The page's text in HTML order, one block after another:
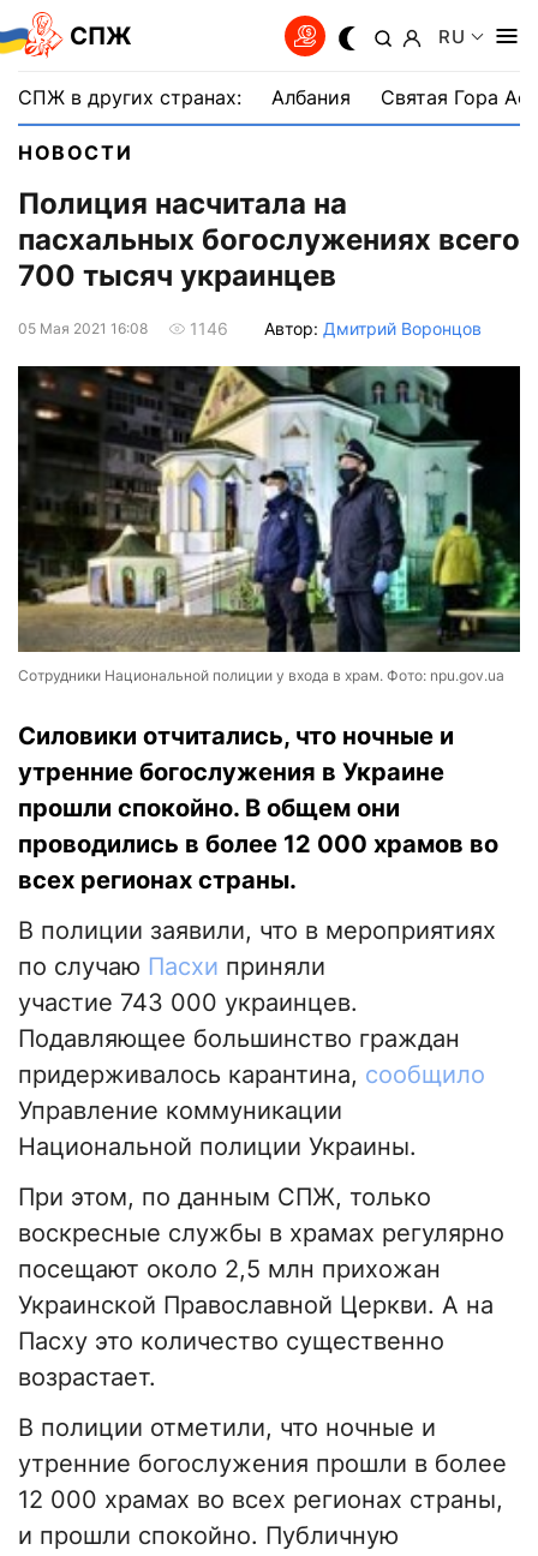
СПЖ RU
СПЖ в других странах: Албания Святая Гора
НОВОСТИ
Полиция насчитала на
пасхальных богослужениях всего
700 тысяч украинцев
05 Мая 2021 16:08 1146 Автор: Дмитрий Воронцов
Сотрудники Национальной полиции у входа в храм. Фото: npu.gov.ua
Силовики отчитались, что ночные и
утренние богослужения в Украине
прошли спокойно. В общем они
проводились в более 12 000 храмов во
всех регионах страны.
В полиции заявили, что в мероприятиях
по случаю Пасхи приняли
участие 743 000 украинцев.
Подавляющее большинство граждан
придерживалось карантина, сообщило
Управление коммуникации
Национальной полиции Украины.
При этом, по данным СПЖ, только
воскресные службы в храмах регулярно
посещают около 2,5 млн прихожан
Украинской Православной Церкви. А на
Пасху это количество существенно
возрастает.
В полиции отметили, что ночные и
утренние богослужения прошли в более
12 000 храмах во всех регионах страны,
и прошли спокойно. Публичную